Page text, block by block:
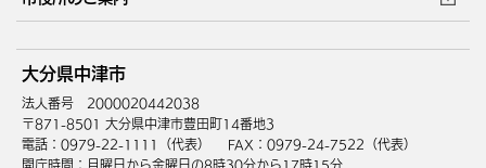
健康・医療 障がい・福祉
高齢・介護
サイトマップ
庁舎地図 組織案内
中津市へのアクセス
大分県中津市
法人番号 2000020442038
〒871-8501 大分県中津市豊田町14番地3
電話：0979-22-1111（代表）
FAX：0979-24-7522（代表）
開庁時間：月曜日から金曜日の8時30分から17時15分